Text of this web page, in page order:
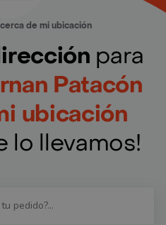
de mi ubicación
para
Patacón
ubicación
lo llevamos!